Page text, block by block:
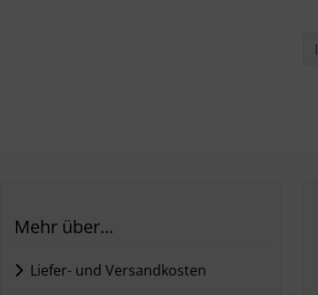
Mehr über...
Liefer- und Versandkosten